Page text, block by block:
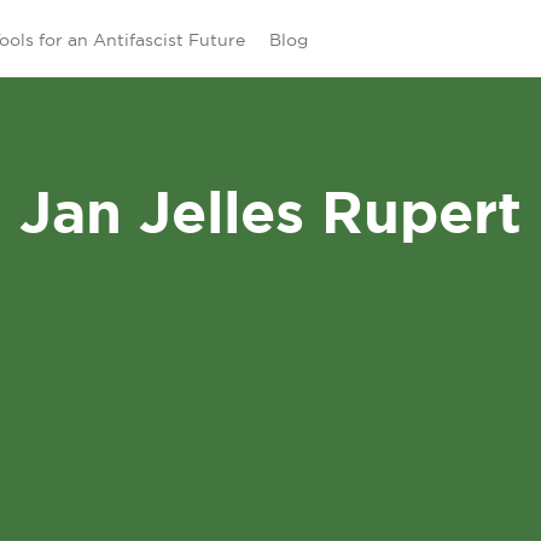
for an Antifascist Future Blog
Jan Jelles Rupert